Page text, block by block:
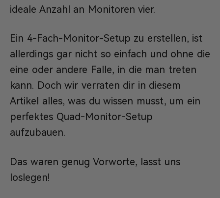
ideale Anzahl an Monitoren vier.
Ein 4-Fach-Monitor-Setup zu erstellen, ist
allerdings gar nicht so einfach und ohne die
eine oder andere Falle, in die man treten
kann. Doch wir verraten dir in diesem
Artikel alles, was du wissen musst, um ein
perfektes Quad-Monitor-Setup
aufzubauen.
Das waren genug Vorworte, lasst uns
loslegen!